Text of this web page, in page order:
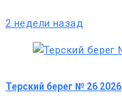
2 недели назад
Терский берег № 26 2026